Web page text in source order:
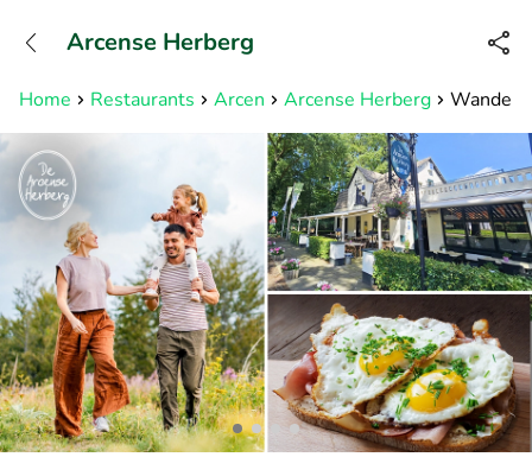
Bereikbaar tot 23:00 uur
Home Restaurants Arcen Arcense Herberg
Arcense Herberg